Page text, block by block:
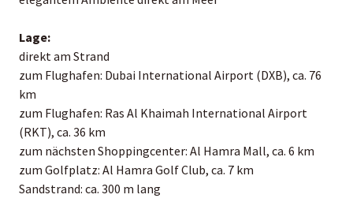
Lage:
direkt am Strand
zum Flughafen: Dubai International Airport (DXB), ca. 76
km
zum Flughafen: Ras Al Khaimah International Airport
(RKT), ca. 36 km
zum nächsten Shoppingcenter: Al Hamra Mall, ca. 6 km
zum Golfplatz: Al Hamra Golf Club, ca. 7 km
Sandstrand: ca. 300 m lang